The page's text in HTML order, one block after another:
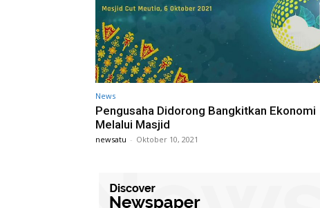
News
Pengusaha Didorong Bangkitkan Ekonomi
Melalui Masjid
newsatu - Oktober 10, 2021